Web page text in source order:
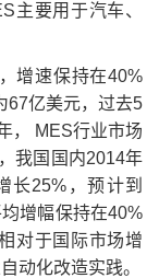
主要用于汽车、
增速保持在40%
67亿美元，过去5
， MES行业市场
我国国内2014年
长25%，预计到
增幅保持在40%
对于国际市场增
动化改造实践。